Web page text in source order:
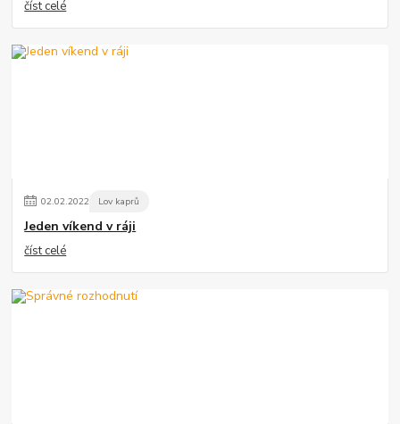
číst celé
02.02.2022 Lov kaprů
Jeden víkend v ráji
číst celé